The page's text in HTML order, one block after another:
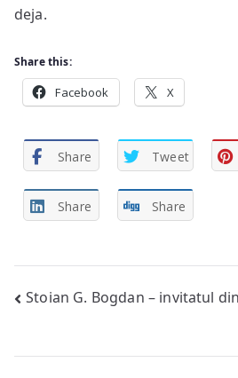
deja.
Share this:
Facebook X
Share Tweet
Share Share
Post
Stoian G. Bogdan – invitatul